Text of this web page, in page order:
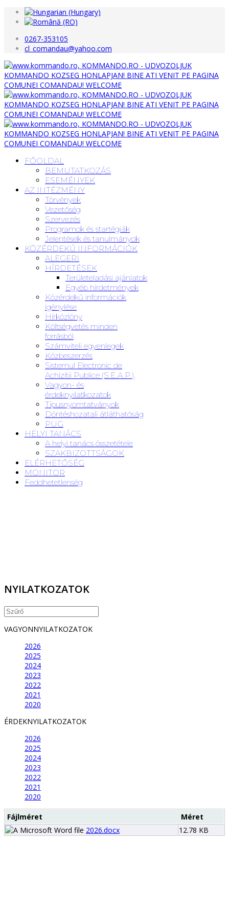
0267-353105
cl_comandau@yahoo.com
FŐOLDAL
BEMUTATKOZÁS
ESEMÉNYEK
AZ INTÉZMÉNY
Törvények
Vezetőség
Szervezés
Programok és startégiák
Jelentések és tanulmányok
KÖZÉRDEKŰ INFORMÁCIÓK
ALEGERI
HÍRDETÉSEK
Területeladási ajánlatok
Egyéb hírdetmények
Közérdekű információk
igénylése
Hírközlöny
Költségvetés minden
forrásból
Számviteli egyenlegek
Közbeszerzés
Sistemul Electronic de
Achizitii Publice (S.E.A.P.)
Vagyon- és
érdeknyilatkozatok
Tipusnyomtatványok
Döntéshozatali átláthatóság
PUG
HELYI TANÁCS
A helyi tanács összetétele
SZAKBIZOTTSÁGOK
ELÉRHETŐSÉG
MONITOR
Feddhetetlenség
NYILATKOZATOK
VAGYONNYILATKOZATOK
2026
2025
2024
2023
2022
2021
2020
ÉRDEKNYILATKOZATOK
2026
2025
2024
2023
2022
2021
2020
Fájlméret
Méret
2026.docx
12.78 KB